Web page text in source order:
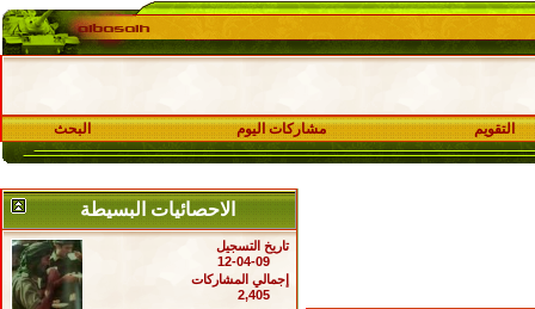
التقويم مشاركات اليوم البحث
الاحصائيات البسيطة
تاريخ التسجيل
12-04-09
إجمالي المشاركات
2,405